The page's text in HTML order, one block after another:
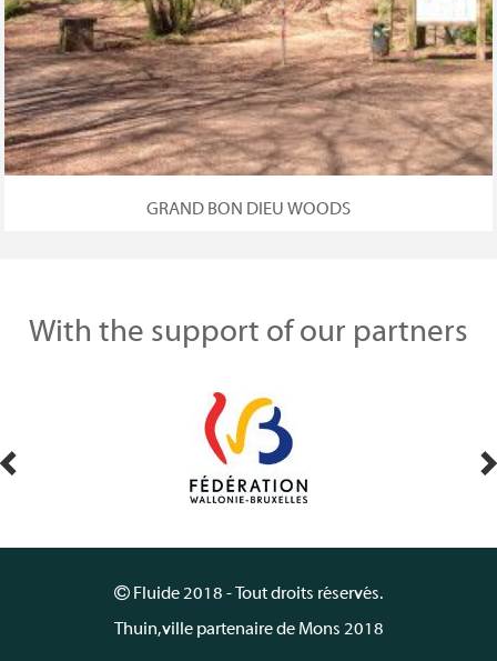
GRAND BON DIEU WOODS
With the support of our partners
Fluide 2018 - Tout droits réservés.
Thuin, ville partenaire de Mons 2018